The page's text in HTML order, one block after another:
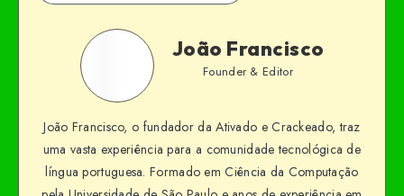
João Francisco
Founder & Editor
João Francisco, o fundador da Ativado e Crackeado, traz
uma vasta experiência para a comunidade tecnológica de
língua portuguesa. Formado em Ciência da Computação